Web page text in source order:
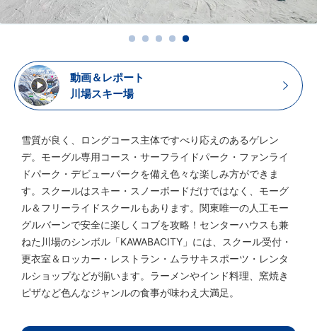
動画＆レポート
川場スキー場
雪質が良く、ロングコース主体ですべり応えのあるゲレン
デ。モーグル専用コース・サーフライドパーク・ファンライ
ドパーク・デビューパークを備え色々な楽しみ方ができま
す。スクールはスキー・スノーボードだけではなく、モーグ
ル＆フリーライドスクールもあります。関東唯一の人工モー
グルバーンで安全に楽しくコブを攻略！センターハウスも兼
ねた川場のシンボル「KAWABACITY」には、スクール受付・
更衣室＆ロッカー・レストラン・ムラサキスポーツ・レンタ
ルショップなどが揃います。ラーメンやインド料理、窯焼き
ピザなど色んなジャンルの食事が味わえ大満足。